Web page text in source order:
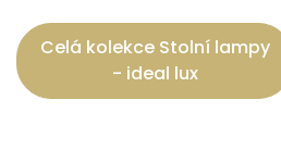
Celá kolekce Stolní lampy
- ideal lux